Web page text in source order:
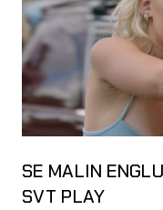
SE MALIN
SVT PLAY